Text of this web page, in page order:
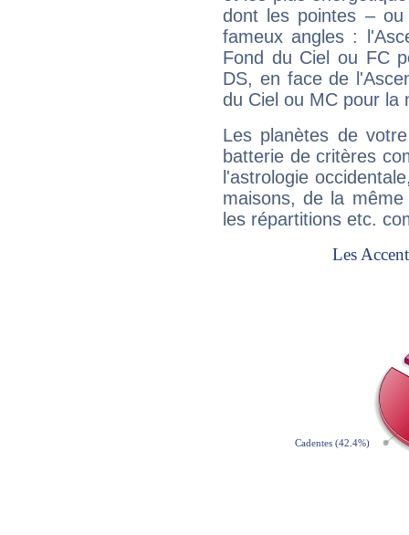
dont les pointes –
fameux angles :
Fond du Ciel ou FC
DS, en face de
du Ciel ou MC pour la
Les planètes de
batterie de critères
l'astrologie
maisons, de la
les répartitions etc.